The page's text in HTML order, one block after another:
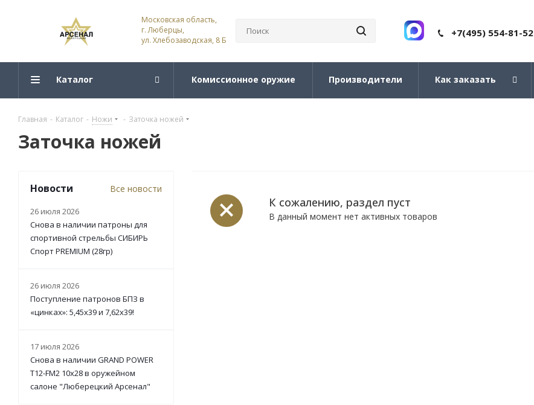
Московская область,
г. Люберцы,
ул. Хлебозаводская, 8 Б
+7(495) 554-81-52
Каталог Комиссионное оружие Производители Как заказать
Главная - Каталог - Ножи - Заточка ножей
Заточка ножей
К сожалению, раздел пуст
В данный момент нет активных товаров
Новости Все новости
26 июля 2026
Снова в наличии патроны для
спортивной стрельбы СИБИРЬ
Спорт PREMIUM (28гр)
26 июля 2026
Поступление патронов БПЗ в
«цинках»: 5,45х39 и 7,62х39!
17 июля 2026
Снова в наличии GRAND POWER
T12-FM2 10x28 в оружейном
салоне "Люберецкий Арсенал"